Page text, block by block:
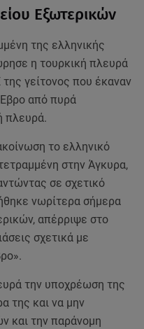
Εξωτερικών
της ελληνικής
η τουρκική πλευρά
γείτονος που έκαναν
από πυρά
πλευρά.
το ελληνικό
στην Άγκυρα,
σε σχετικό
νωρίτερα σήμερα
απέρριψε στο
σχετικά με
την υποχρέωση της
της και να μην
και την παράνομη